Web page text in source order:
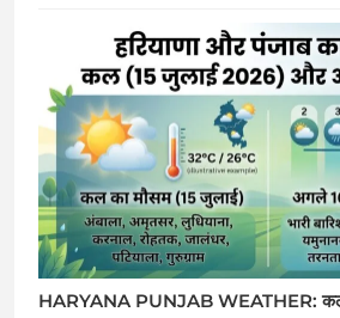
HARYANA PUNJAB WEATHER: कल